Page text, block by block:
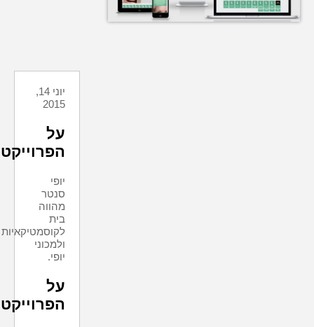
יוני 14,
2015
על
הפרוייקט
יופי
סנטר
מהווה
בית
לקוסמטיקאיות
ולמכוני
יופי.
על